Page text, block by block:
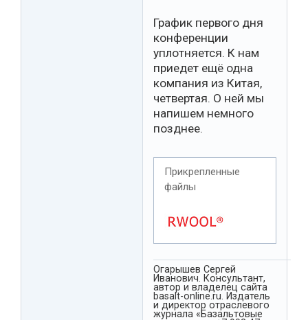
График первого дня
конференции
уплотняется. К нам
приедет ещё одна
компания из Китая,
четвертая. О ней мы
напишем немного
позднее.
Прикрепленные
файлы
Огарышев Сергей
Иванович. Консультант,
автор и владелец сайта
basalt-online.ru. Издатель
и директор отраслевого
журнала «Базальтовые